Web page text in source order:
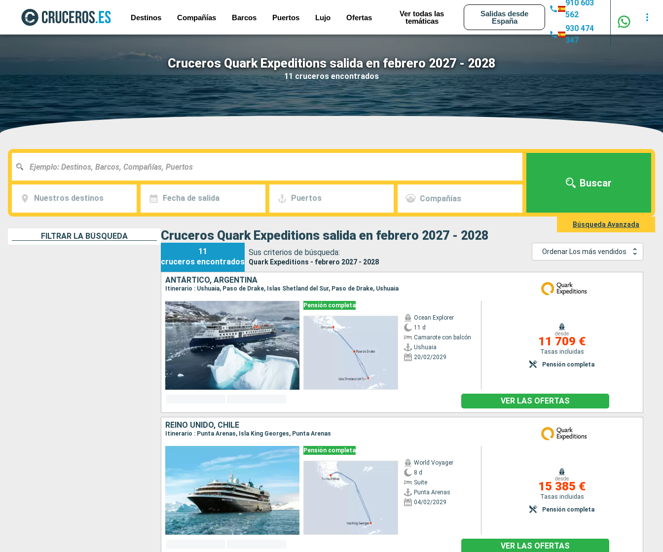
Destinos Compañías Barcos Puertos Lujo Ofertas
Ver todas las
temáticas
Salidas desde
España
910 603
562
930 474
347
Cruceros Quark Expeditions salida en febrero 2027 - 2028
11 cruceros encontrados
Nuestros destinos Fecha de salida Puertos Compañías
Buscar
Búsqueda Avanzada
FILTRAR LA BÚSQUEDA Cruceros Quark Expeditions salida en febrero 2027 - 2028
11
cruceros encontrados
Sus criterios de búsqueda:
Quark Expeditions - febrero 2027 - 2028
Ordenar Los más vendidos
ANTÁRTICO, ARGENTINA
Itinerario : Ushuaia, Paso de Drake, Islas Shetland del Sur, Paso de Drake, Ushuaia
Pensión completa
Ocean Explorer
11 d
Camarote con balcón
Ushuaia
20/02/2029
desde
11 709 €
Tasas incluidas
Pensión completa
VER LAS OFERTAS
REINO UNIDO, CHILE
Itinerario : Punta Arenas, Isla King Georges, Punta Arenas
Pensión completa
World Voyager
8 d
Suite
Punta Arenas
04/02/2029
desde
15 385 €
Tasas incluidas
Pensión completa
VER LAS OFERTAS